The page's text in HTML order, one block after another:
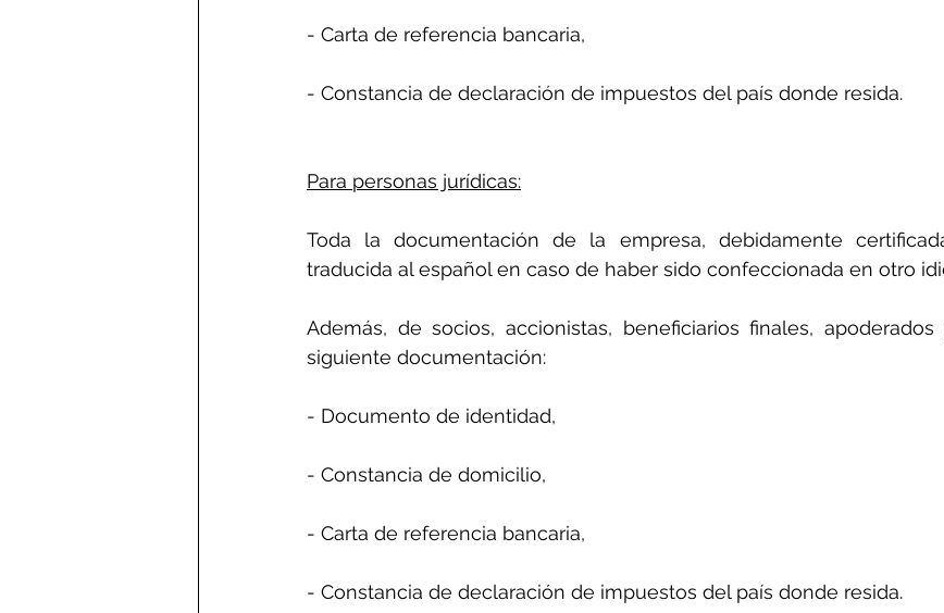
- Carta de referencia bancaria,
- Constancia de declaración de impuestos del país donde resida.
Para personas jurídicas:
Toda la documentación de la empresa, debidamente
traducida al español en caso de haber sido confeccionada en otro
Además, de socios, accionistas, beneficiarios finales,
siguiente documentación:
- Documento de identidad,
- Constancia de domicilio,
- Carta de referencia bancaria,
- Constancia de declaración de impuestos del país donde resida.